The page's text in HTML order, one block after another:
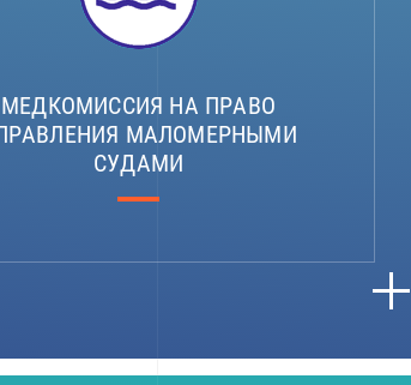
МЕДКОМИССИЯ НА ПРАВО
МАЛОМЕРНЫМИ
СУДАМИ